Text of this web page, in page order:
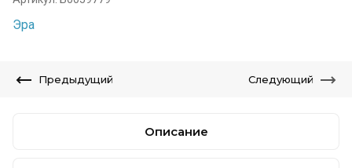
Эра
Предыдущий Следующий
Описание